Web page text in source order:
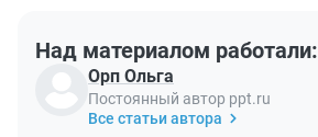
Над материалом работали:
Орп Ольга
Постоянный автор ppt.ru
Все статьи автора